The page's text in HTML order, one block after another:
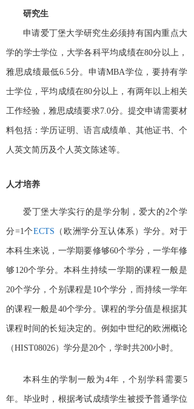
研究生
申请爱丁堡大学研究生必须持有国内重点大
学的学士学位，大学各科平均成绩在80分以上，
雅思成绩最低6.5分。申请MBA学位，要持有学
士学位，平均成绩在80分以上，有两年以上相关
工作经验，雅思成绩要求7.0分。提交申请需要材
料包括：学历证明、语言成绩单、其他证书、个
人英文简历及个人英文陈述等。
人才培养
爱丁堡大学实行的是学分制，爱大的2个学
分=1个ECTS （欧洲学分互认体系）学分。对于
本科生来说，一学期要修够60个学分，一学年修
够120个学分。本科生持续一学期的课程一般是
20个学分，个别课程是10个学分，而持续一学年
的课程一般是40个学分。课程的学分值是根据其
课程时间的长短决定的。例如中世纪的欧洲概论
（HIST08026）学分是20个，学时共200小时。
本科生的学制一般为 4年，个别学科需要5
年。毕业时，根据考试成绩学生被授予普通学位